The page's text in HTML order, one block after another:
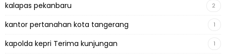
kalapas pekanbaru 2
kantor pertanahan kota tangerang 1
kapolda kepri Terima kunjungan 1